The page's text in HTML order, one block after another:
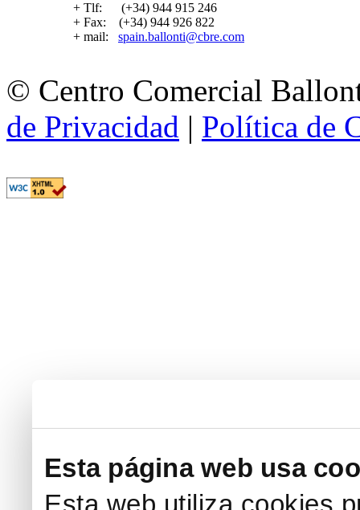
Esta página web usa
+ Tlf: (+34) 944 915 246
+ Fax: (+34) 944 926 822
+ mail: spain.ballonti@cbre.com
© Centro Comercial
de Privacidad | Política de